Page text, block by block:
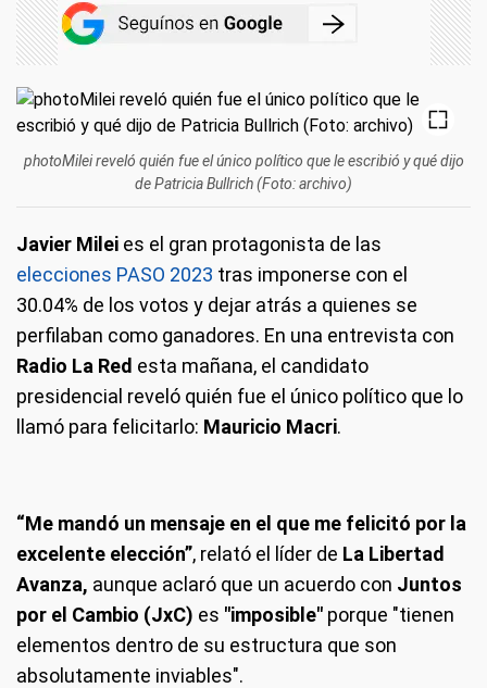
photoMilei reveló quién fue el único político que le escribió y qué dijo
de Patricia Bullrich (Foto: archivo)
Javier Milei es el gran protagonista de las
elecciones PASO 2023 tras imponerse con el
30.04% de los votos y dejar atrás a quienes se
perfilaban como ganadores. En una entrevista con
Radio La Red esta mañana, el candidato
presidencial reveló quién fue el único político que lo
llamó para felicitarlo: Mauricio Macri.
“Me mandó un mensaje en el que me felicitó por la
excelente elección”, relató el líder de La Libertad
Avanza, aunque aclaró que un acuerdo con Juntos
por el Cambio (JxC) es "imposible" porque "tienen
elementos dentro de su estructura que son
absolutamente inviables".